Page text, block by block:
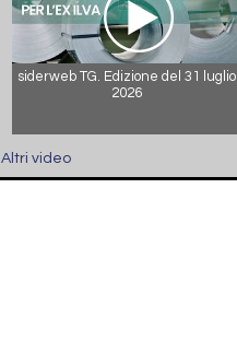
siderweb TG. Edizione del 31 luglio
2026
Altri video